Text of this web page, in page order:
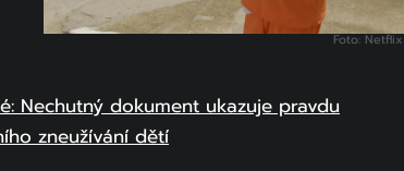
Foto: Netflix
Nechutný dokument ukazuje pravdu
zneužívání dětí